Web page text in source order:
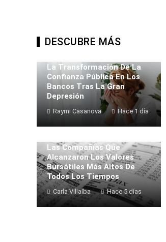
DESCUBRE MÁS
La Transformación De La
Confianza Pública En Los
Bancos Tras La Gran
Depresión
Raymi Casanova Hace 1 día
Las Compañías Que
Alcanzaron Los Valores
Bursátiles Más Altos De
Todos Los Tiempos
Carla Villalba Hace 5 días